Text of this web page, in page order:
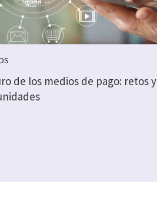
de los medios de pago: retos y